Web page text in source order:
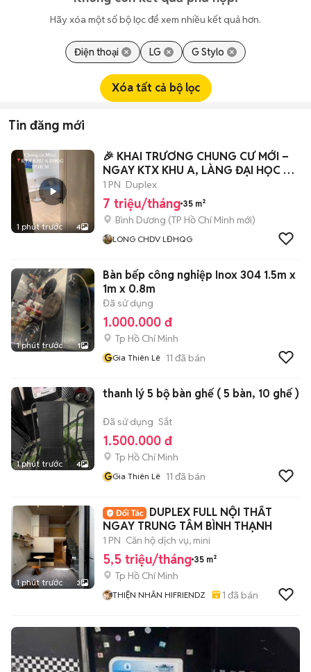
Hãy xóa một số bộ lọc để xem nhiều kết quả hơn.
Điện thoại LG G Stylo
Xóa tất cả bộ lọc
Tin đăng mới
1 phút trước 4
🎉 KHAI TRƯƠNG CHUNG CƯ MỚI –
NGAY KTX KHU A, LÀNG ĐẠI HỌC 🎉
📍 Tân Lập
1 PN Duplex
7 triệu/tháng 35 m²
Bình Dương (TP Hồ Chí Minh mới)
LONG CHDV LĐHQG
1 phút trước 1
Bàn bếp công nghiệp Inox 304 1.5m x
1m x 0.8m
Đã sử dụng
1.000.000 đ
Tp Hồ Chí Minh
GGia Thiên Lê 11 đã bán
1 phút trước 4
thanh lý 5 bộ bàn ghế ( 5 bàn, 10 ghế )
Đã sử dụng Sắt
1.500.000 đ
Tp Hồ Chí Minh
GGia Thiên Lê 11 đã bán
1 phút trước 3
DUPLEX FULL NỘI THẤT
NGAY TRUNG TÂM BÌNH THẠNH
1 PN Căn hộ dịch vụ, mini
5,5 triệu/tháng 35 m²
Tp Hồ Chí Minh
THIỆN NHÂN HIFRIENDZ 1 đã bán